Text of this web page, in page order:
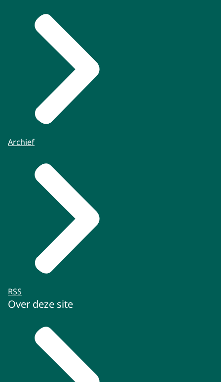
Archief
RSS
Over deze site